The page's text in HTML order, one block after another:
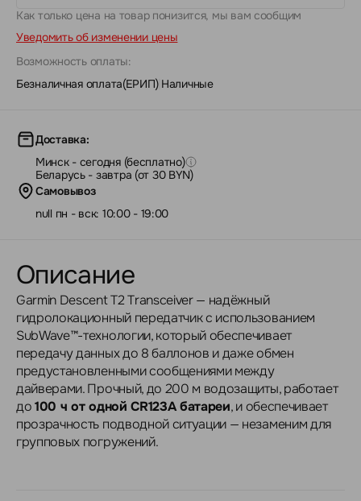
Как только цена на товар понизится, мы вам сообщим
Уведомить об изменении цены
Возможность оплаты:
Безналичная оплата(ЕРИП)| Наличные
Доставка:
Минск - сегодня (бесплатно)
Беларусь - завтра (от 30 BYN)
Самовывоз
null пн - вск: 10:00 - 19:00
Описание
Garmin Descent T2 Transceiver — надёжный
гидролокационный передатчик с использованием
SubWave™-технологии, который обеспечивает
передачу данных до 8 баллонов и даже обмен
предустановленными сообщениями между
дайверами. Прочный, до 200 м водозащиты, работает
до100 ч от одной CR123A батареи, и обеспечивает
прозрачность подводной ситуации — незаменим для
групповых погружений.